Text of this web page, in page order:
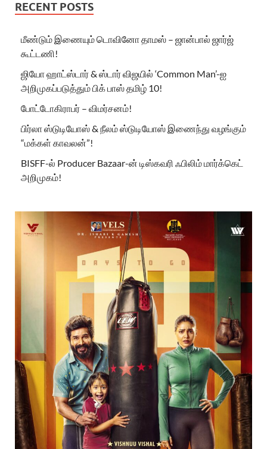
RECENT POSTS
மீண்டும் இணையும் டொவினோ தாமஸ் – ஜான்பால் ஜார்ஜ்
கூட்டணி!
ஜியோ ஹாட்ஸ்டார் & ஸ்டார் விஜயில் ‘Common Man’-ஐ
அறிமுகப்படுத்தும் பிக் பாஸ் தமிழ் 10!
போட்டோகிராபர் – விமர்சனம்!
பிர்லா ஸ்டுடியோஸ் & நீலம் ஸ்டுடியோஸ் இணைந்து வழங்கும்
“மக்கள் காவலன்”!
BISFF-ல் Producer Bazaar-ன் டிஸ்கவரி ஃபிலிம் மார்க்கெட்
அறிமுகம்!